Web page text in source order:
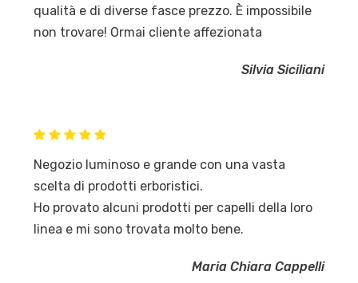
qualità e di diverse fasce prezzo. È impossibile
non trovare! Ormai cliente affezionata
Silvia Siciliani
Negozio luminoso e grande con una vasta
scelta di prodotti erboristici.
Ho provato alcuni prodotti per capelli della loro
linea e mi sono trovata molto bene.
Maria Chiara Cappelli